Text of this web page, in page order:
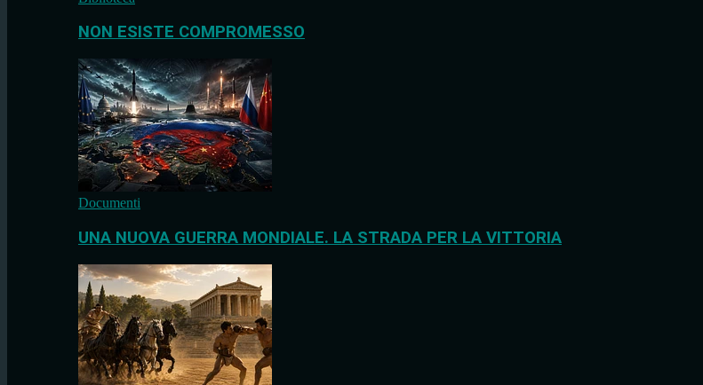
NON ESISTE COMPROMESSO
Documenti
UNA NUOVA GUERRA MONDIALE. LA STRADA PER LA VITTORIA